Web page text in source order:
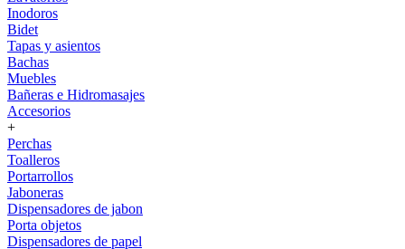
Inodoros
Bidet
Tapas y asientos
Bachas
Muebles
Bañeras e Hidromasajes
Accesorios
+
Perchas
Toalleros
Portarrollos
Jaboneras
Dispensadores de jabon
Porta objetos
Dispensadores de papel